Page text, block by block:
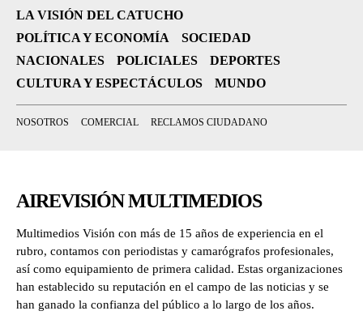
LA VISIÓN DEL CATUCHO
POLÍTICA Y ECONOMÍA
SOCIEDAD
NACIONALES
POLICIALES
DEPORTES
CULTURA Y ESPECTÁCULOS
MUNDO
NOSOTROS COMERCIAL RECLAMOS CIUDADANO
AIREVISIÓN MULTIMEDIOS
Multimedios Visión con más de 15 años de experiencia en el
rubro, contamos con periodistas y camarógrafos profesionales,
así como equipamiento de primera calidad. Estas organizaciones
han establecido su reputación en el campo de las noticias y se
han ganado la confianza del público a lo largo de los años.